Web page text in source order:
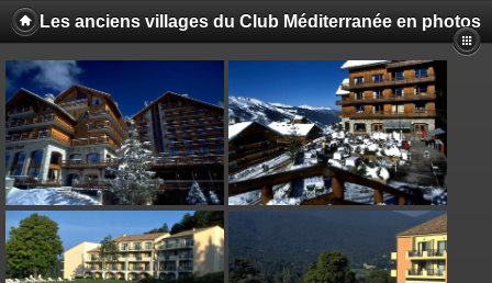
Les anciens villages du Club Méditerranée en photos